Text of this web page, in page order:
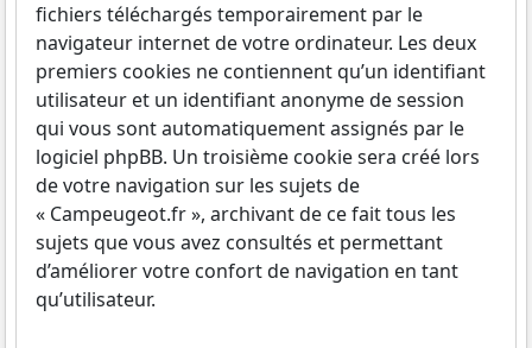
fichiers téléchargés temporairement par le
navigateur internet de votre ordinateur. Les deux
premiers cookies ne contiennent qu’un identifiant
utilisateur et un identifiant anonyme de session
qui vous sont automatiquement assignés par le
logiciel phpBB. Un troisième cookie sera créé lors
de votre navigation sur les sujets de
« Campeugeot.fr », archivant de ce fait tous les
sujets que vous avez consultés et permettant
d’améliorer votre confort de navigation en tant
qu’utilisateur.